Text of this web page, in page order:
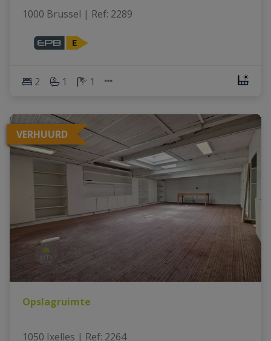
1000 Brussel | Ref: 2289
2 1 1
VERHUURD
Opslagruimte
1050 Ixelles | Ref: 2264